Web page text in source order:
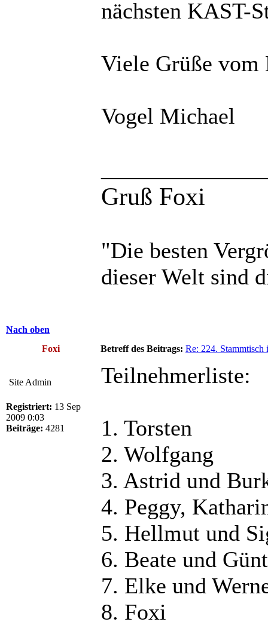
nächsten KAST-
Viele Grüße vom
Vogel Michael
Gruß Foxi
"Die besten
dieser Welt sind
Nach oben
Foxi
Betreff des Beitrags: Re: 224. Stammtisch
Site Admin
Registriert: 13 Sep
2009 0:03
Beiträge: 4281
Teilnehmerliste:
1. Torsten
2. Wolfgang
3. Astrid und
4. Peggy,
5. Hellmut und
6. Beate und
7. Elke und
8. Foxi